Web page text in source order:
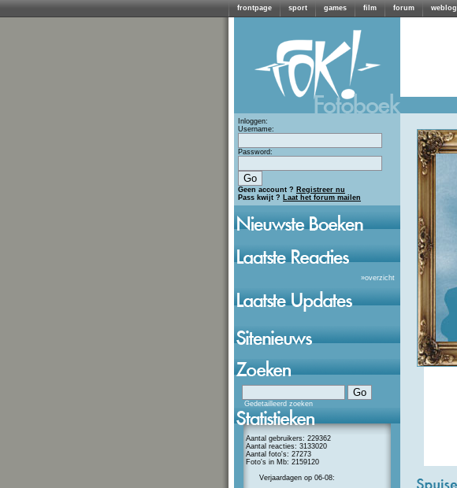
frontpage sport games film forum weblog
Inloggen:
Username:
Password:
Geen account ? Registreer nu
Pass kwijt ? Laat het forum mailen
»overzicht
Gedetailleerd zoeken
Aantal gebruikers: 229362
Aantal reacties: 3133020
Aantal foto's: 27273
Foto's in Mb: 2159120
Verjaardagen op 06-08: